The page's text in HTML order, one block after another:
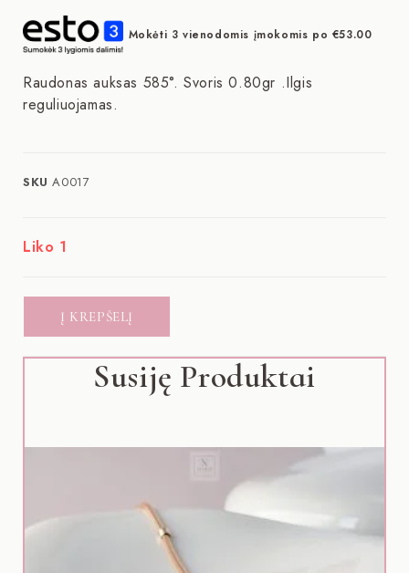
Mokėti 3 vienodomis įmokomis po €53.00
Raudonas auksas 585°. Svoris 0.80gr .Ilgis
reguliuojamas.
SKUA0017
Liko 1
Į KREPŠELĮ
Susiję Produktai